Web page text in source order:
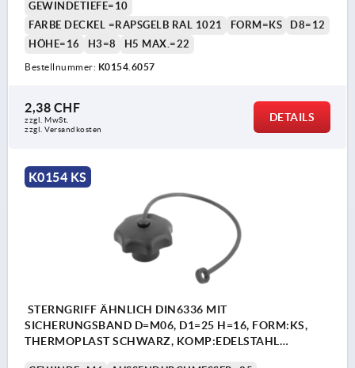
GEWINDETIEFE=10
FARBE DECKEL =RAPSGELB RAL 1021
FORM=KS
D8=12
HÖHE=16
H3=8 H5 MAX.=22
Bestellnummer: K0154.6057
2,38 CHF
zzgl. MwSt.
zzgl. Versandkosten
DETAILS
K0154 KS
STERNGRIFF ÄHNLICH DIN6336 MIT
SICHERUNGSBAND D=M06, D1=25 H=16, FORM:KS,
THERMOPLAST SCHWARZ, KOMP:EDELSTAHL